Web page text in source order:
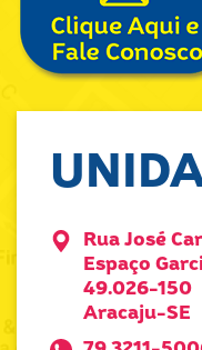
Rua José
Espaço
49.026-150
Aracaju-SE